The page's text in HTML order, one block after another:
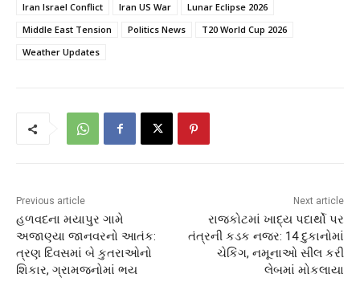
Iran Israel Conflict
Iran US War
Lunar Eclipse 2026
Middle East Tension
Politics News
T20 World Cup 2026
Weather Updates
Previous article
હળવદના મયાપુર ગામે
અજાણ્યા જાનવરનો આતંક:
ત્રણ દિવસમાં બે કુતરાઓનો
શિકાર, ગ્રામજનોમાં ભય
Next article
રાજકોટમાં ખાદ્ય પદાર્થો પર
તંત્રની કડક નજર: 14 દુકાનોમાં
ચેકિંગ, નમૂનાઓ સીલ કરી
લેબમાં મોકલાયા